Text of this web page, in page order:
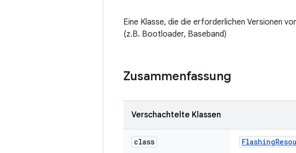
Eine Klasse, die die erforderlichen Versionen
(z.B. Bootloader, Baseband)
Zusammenfassung
Verschachtelte Klassen
class Flashing